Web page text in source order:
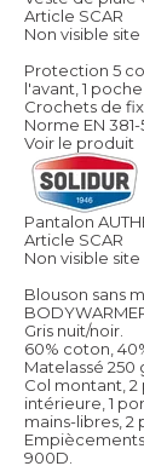
Article SCAR
Non visible
Protection 5
l'avant, 1
Crochets de
Norme EN 381-
Voir le produit
Pantalon
Article SCAR
Non visible
Blouson sans
Gris nuit/noir.
60% coton,
Matelassé 250
Col montant,
intérieure, 1
mains-libres, 2
900D.